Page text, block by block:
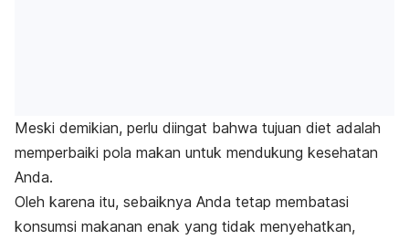
Meski demikian, perlu diingat bahwa tujuan diet adalah
memperbaiki pola makan untuk mendukung kesehatan
Anda.
Oleh karena itu, sebaiknya Anda tetap membatasi
konsumsi makanan enak yang tidak menyehatkan,